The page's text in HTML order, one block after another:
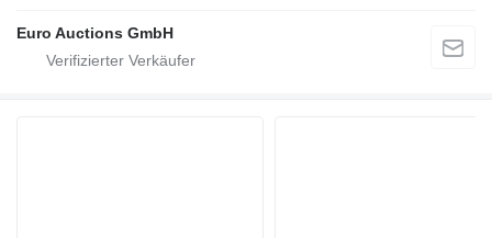
Euro Auctions GmbH